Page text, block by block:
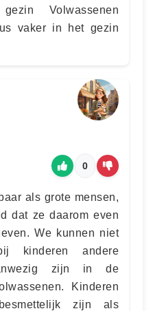
Volwassenen
vaker in het gezin
0
als grote mensen,
dat ze daarom even
We kunnen niet
kinderen andere
zijn in de
Kinderen
zijn als